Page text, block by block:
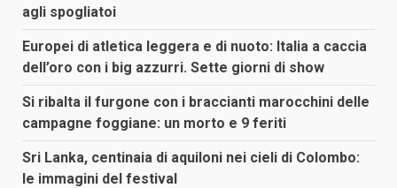
agli spogliatoi
Europei di atletica leggera e di nuoto: Italia a caccia
dell’oro con i big azzurri. Sette giorni di show
Si ribalta il furgone con i braccianti marocchini delle
campagne foggiane: un morto e 9 feriti
Sri Lanka, centinaia di aquiloni nei cieli di Colombo:
le immagini del festival